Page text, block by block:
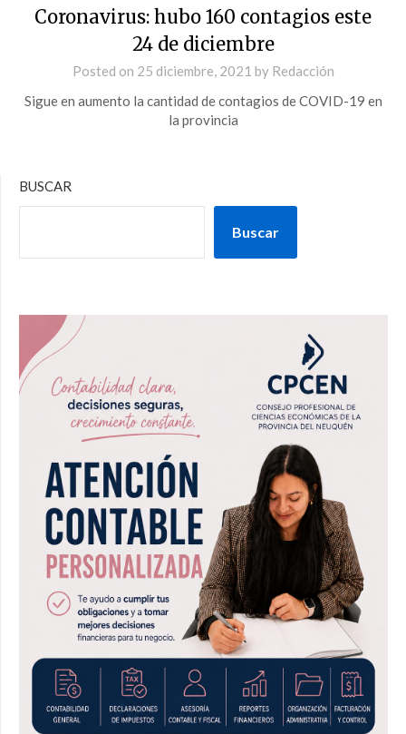
Coronavirus: hubo 160 contagios este
24 de diciembre
Posted on 25 diciembre, 2021 by Redacción
Sigue en aumento la cantidad de contagios de COVID-19 en
la provincia
BUSCAR
Buscar